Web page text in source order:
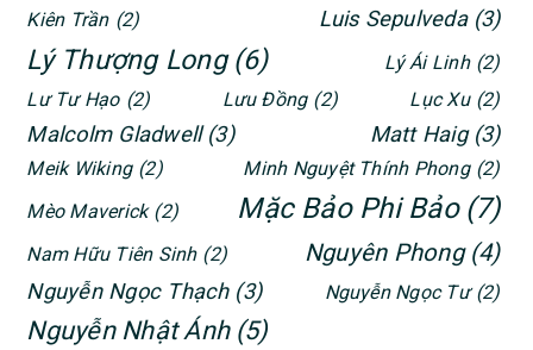
Kiên Trần (2) Luis Sepulveda (3)
Lý Thượng Long (6) Lý Ái Linh (2)
Lư Tư Hạo (2) Lưu Đồng (2) Lục Xu (2)
Malcolm Gladwell (3) Matt Haig (3)
Meik Wiking (2) Minh Nguyệt Thính Phong (2)
Mèo Maverick (2) Mặc Bảo Phi Bảo (7)
Nam Hữu Tiên Sinh (2) Nguyên Phong (4)
Nguyễn Ngọc Thạch (3) Nguyễn Ngọc Tư (2)
Nguyễn Nhật Ánh (5)